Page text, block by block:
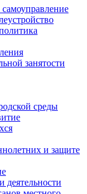
занятости
среды
и защите
деятельности